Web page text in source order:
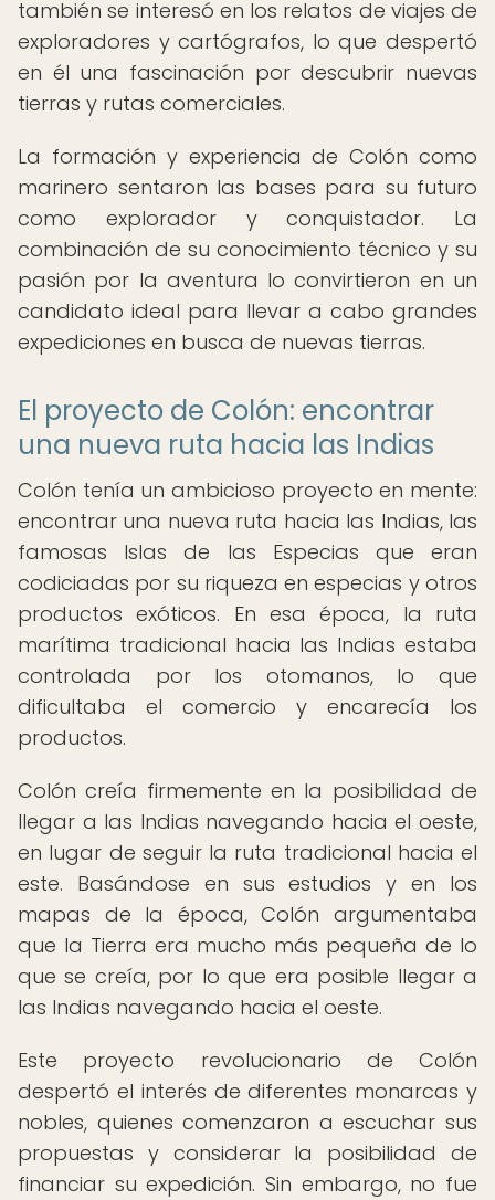
también se interesó en los relatos de viajes de
exploradores y cartógrafos, lo que despertó
en él una fascinación por descubrir nuevas
tierras y rutas comerciales.
La formación y experiencia de Colón como
marinero sentaron las bases para su futuro
como explorador y conquistador. La
combinación de su conocimiento técnico y su
pasión por la aventura lo convirtieron en un
candidato ideal para llevar a cabo grandes
expediciones en busca de nuevas tierras.
El proyecto de Colón: encontrar
una nueva ruta hacia las Indias
Colón tenía un ambicioso proyecto en mente:
encontrar una nueva ruta hacia las Indias, las
famosas Islas de las Especias que eran
codiciadas por su riqueza en especias y otros
productos exóticos. En esa época, la ruta
marítima tradicional hacia las Indias estaba
controlada por los otomanos, lo que
dificultaba el comercio y encarecía los
productos.
Colón creía firmemente en la posibilidad de
llegar a las Indias navegando hacia el oeste,
en lugar de seguir la ruta tradicional hacia el
este. Basándose en sus estudios y en los
mapas de la época, Colón argumentaba
que la Tierra era mucho más pequeña de lo
que se creía, por lo que era posible llegar a
las Indias navegando hacia el oeste.
Este proyecto revolucionario de Colón
despertó el interés de diferentes monarcas y
nobles, quienes comenzaron a escuchar sus
propuestas y considerar la posibilidad de
financiar su expedición. Sin embargo, no fue